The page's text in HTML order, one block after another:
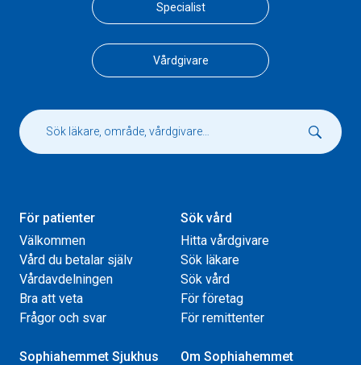
Specialist
Vårdgivare
För patienter
Välkommen
Vård du betalar själv
Vårdavdelningen
Bra att veta
Frågor och svar
Sök vård
Hitta vårdgivare
Sök läkare
Sök vård
För företag
För remittenter
Sophiahemmet Sjukhus
Om Sophiahemmet